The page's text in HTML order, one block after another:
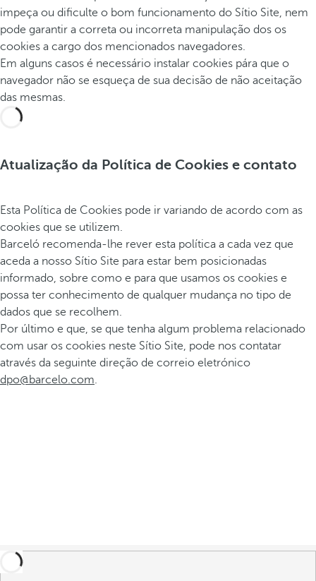
impeça ou dificulte o bom funcionamento do Sítio Site, nem
pode garantir a correta ou incorreta manipulação dos os
cookies a cargo dos mencionados navegadores.
Em alguns casos é necessário instalar cookies pára que o
navegador não se esqueça de sua decisão de não aceitação
das mesmas.
Atualização da Política de Cookies e contato
Esta Política de Cookies pode ir variando de acordo com as
cookies que se utilizem.
Barceló recomenda-lhe rever esta política a cada vez que
aceda a nosso Sítio Site para estar bem posicionadas
informado, sobre como e para que usamos os cookies e
possa ter conhecimento de qualquer mudança no tipo de
dados que se recolhem.
Por último e que, se que tenha algum problema relacionado
com usar os cookies neste Sítio Site, pode nos contatar
através da seguinte direção de correio eletrónico
dpo@barcelo.com.